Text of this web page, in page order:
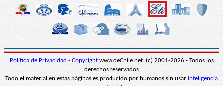
Política de Privacidad - Copyrightwww.deChile.net. (c) 2001-2026 - Todos los
derechos reservados
Todo el material en estas páginas es producido por humanos sin usar inteligencia